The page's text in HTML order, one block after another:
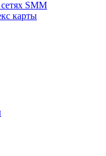
SMM
карты